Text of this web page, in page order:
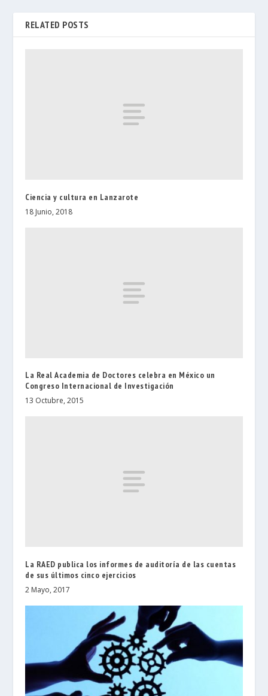
RELATED POSTS
Ciencia y cultura en Lanzarote
18 Junio, 2018
La Real Academia de Doctores celebra en México un
Congreso Internacional de Investigación
13 Octubre, 2015
La RAED publica los informes de auditoría de las cuentas
de sus últimos cinco ejercicios
2 Mayo, 2017